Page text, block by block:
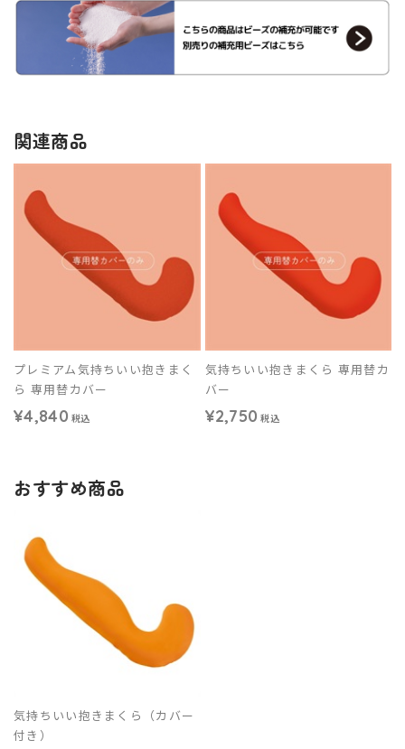
関連商品
プレミアム気持ちいい抱きまく
ら 専用替カバー
¥4,840 税込
気持ちいい抱きまくら 専用替カ
バー
¥2,750 税込
おすすめ商品
気持ちいい抱きまくら（カバー
付き）